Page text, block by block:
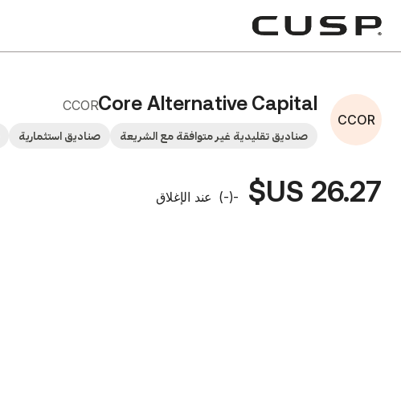
CCOR
Core Alternative Capital
CCOR
صناديق تقليدية غير متوافقة مع الشريعة صناديق استثمارية
26.27 US$
-
(
-
) عند الإغلاق